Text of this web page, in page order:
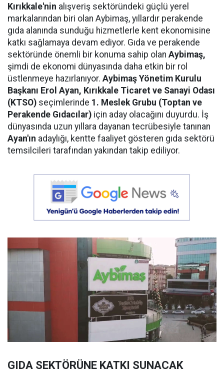
Kırıkkale'nin alışveriş sektöründeki güçlü yerel
markalarından biri olan Aybimaş, yıllardır perakende
gıda alanında sunduğu hizmetlerle kent ekonomisine
katkı sağlamaya devam ediyor. Gıda ve perakende
sektöründe önemli bir konuma sahip olan Aybimaş,
şimdi de ekonomi dünyasında daha etkin bir rol
üstlenmeye hazırlanıyor. Aybimaş Yönetim Kurulu
Başkanı Erol Ayan, Kırıkkale Ticaret ve Sanayi Odası
(KTSO) seçimlerinde 1. Meslek Grubu (Toptan ve
Perakende Gıdacılar) için aday olacağını duyurdu. İş
dünyasında uzun yıllara dayanan tecrübesiyle tanınan
Ayan'ın adaylığı, kentte faaliyet gösteren gıda sektörü
temsilcileri tarafından yakından takip ediliyor.
GIDA SEKTÖRÜNE KATKI SUNACAK